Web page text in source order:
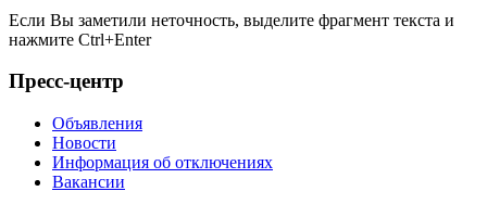
Если Вы заметили неточность, выделите фрагмент текста и
нажмите Ctrl+Enter
Пресс-центр
Объявления
Новости
Информация об отключениях
Вакансии